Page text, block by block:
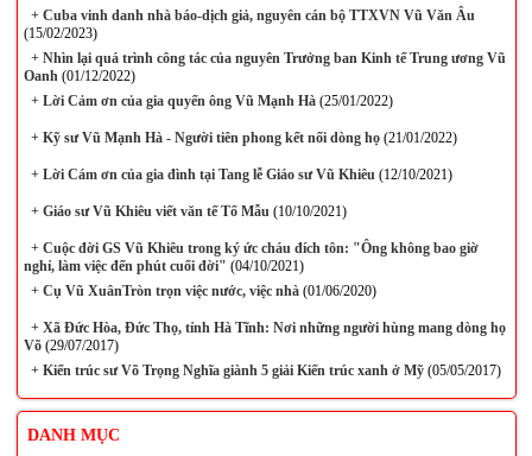
+Cuba vinh danh nhà báo-dịch giả, nguyên cán bộ TTXVN Vũ Văn Âu
(15/02/2023)
+Nhìn lại quá trình công tác của nguyên Trưởng ban Kinh tế Trung ương Vũ
Oanh(01/12/2022)
+Lời Cảm ơn của gia quyến ông Vũ Mạnh Hà(25/01/2022)
+Kỹ sư Vũ Mạnh Hà - Người tiên phong kết nối dòng họ(21/01/2022)
+Lời Cám ơn của gia đình tại Tang lễ Giáo sư Vũ Khiêu(12/10/2021)
+Giáo sư Vũ Khiêu viết văn tế Tổ Mẫu(10/10/2021)
+Cuộc đời GS Vũ Khiêu trong ký ức cháu đích tôn: "Ông không bao giờ
nghỉ, làm việc đến phút cuối đời" (04/10/2021)
+Cụ Vũ XuânTròn trọn việc nước, việc nhà(01/06/2020)
+Xã Đức Hòa, Đức Thọ, tỉnh Hà Tĩnh: Nơi những người hùng mang dòng họ
Võ(29/07/2017)
+Kiến trúc sư Võ Trọng Nghĩa giành 5 giải Kiến trúc xanh ở Mỹ(05/05/2017)
DANH MỤC